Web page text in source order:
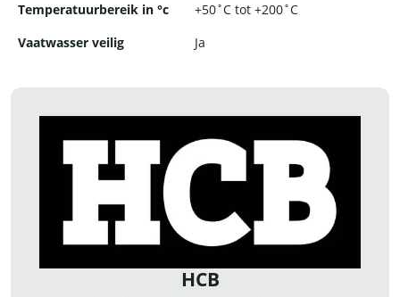
Temperatuurbereik in °c
+50˚C tot +200˚C
Vaatwasser veilig
Ja
HCB